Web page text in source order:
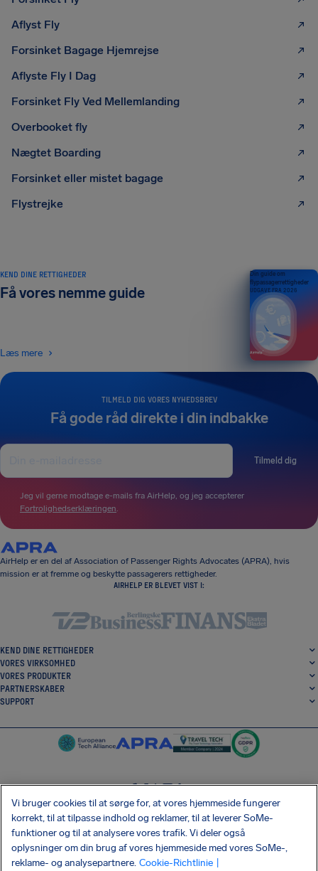
Aflyst Fly
Forsinket Bagage Hjemrejse
Aflyste Fly I Dag
Forsinket Fly Ved Mellemlanding
Overbooket fly
Nægtet Boarding
Forsinket eller mistet bagage
Flystrejke
TILMELD DIG VORES NYHEDSBREV
Få gode råd direkte i din indbakke
Tilmeld dig
Jeg vil gerne modtage e-mails fra AirHelp, og jeg accepterer
Fortrolighedserklæringen.
KEND DINE RETTIGHEDER
Få vores nemme guide
Læs mere
Din guide om
flypassagerrettigheder
UDGAVE FRA 2026
AirHelp er en del af Association of Passenger Rights Advocates (APRA), hvis
mission er at fremme og beskytte passagerers rettigheder.
AIRHELP ER BLEVET VIST I:
KEND DINE RETTIGHEDER
VORES VIRKSOMHED
VORES PRODUKTER
PARTNERSKABER
SUPPORT
SocialFacebook
SocialTwitter
SocialInstagram
SocialLinkedin
HENT VORES GRATIS APP
Vi bruger cookies til at sørge for, at vores hjemmeside fungerer
korrekt, til at tilpasse indhold og reklamer, til at leverer SoMe-
funktioner og til at analysere vores trafik. Vi deler også
oplysninger om din brug af vores hjemmeside med vores SoMe-,
reklame- og analysepartnere. Cookie-Richtlinie